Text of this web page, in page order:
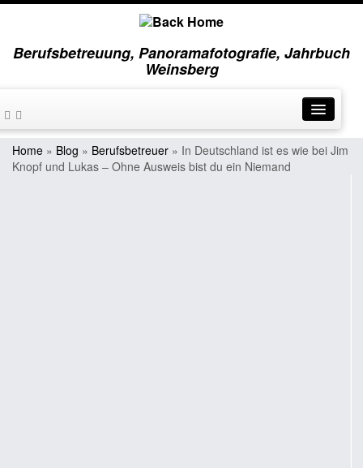
Berufsbetreuung, Panoramafotografie, Jahrbuch
Weinsberg
Home » Blog » Berufsbetreuer » In Deutschland ist es wie bei Jim
Knopf und Lukas – Ohne Ausweis bist du ein Niemand